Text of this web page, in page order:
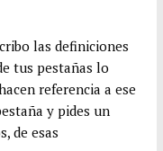
las definiciones
tus pestañas lo
referencia a ese
y pides un
de esas